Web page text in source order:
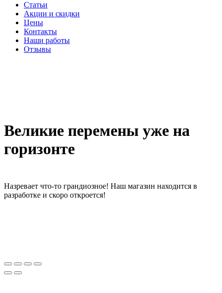
Статьи
Акции и скидки
Цены
Контакты
Наши работы
Отзывы
Великие перемены уже на
горизонте
Назревает что-то грандиозное! Наш магазин находится в
разработке и скоро откроется!